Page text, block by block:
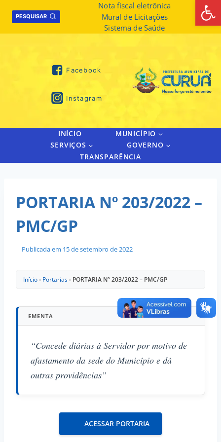
PESQUISAR
Nota fiscal eletrônica
Mural de Licitações
Sistema de Saúde
Facebook
Instagram
INÍCIO
MUNICÍPIO
SERVIÇOS
GOVERNO
TRANSPARÊNCIA
PORTARIA Nº 203/2022 –
PMC/GP
Publicada em 15 de setembro de 2022
Início» Portarias» PORTARIA Nº 203/2022 – PMC/GP
EMENTA
“Concede diárias à Servidor por motivo de
afastamento da sede do Município e dá
outras providências”
ACESSAR PORTARIA